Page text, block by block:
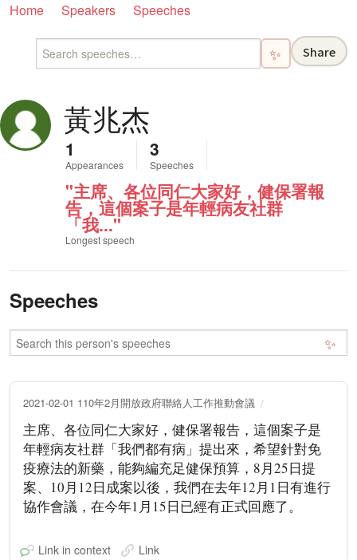
Home Speakers Speeches
✨ Share
黃兆杰
1
Appearances
3
Speeches
"主席、各位同仁大家好，健保署報
告，這個案子是年輕病友社群
「我..."
Longest speech
Speeches
✨
2021-02-01 110年2月開放政府聯絡人工作推動會議
主席、各位同仁大家好，健保署報告，這個案子是
年輕病友社群「我們都有病」提出來，希望針對免
疫療法的新藥，能夠編充足健保預算，8月25日提
案、10月12日成案以後，我們在去年12月1日有進行
協作會議，在今年1月15日已經有正式回應了。
Link in context Link